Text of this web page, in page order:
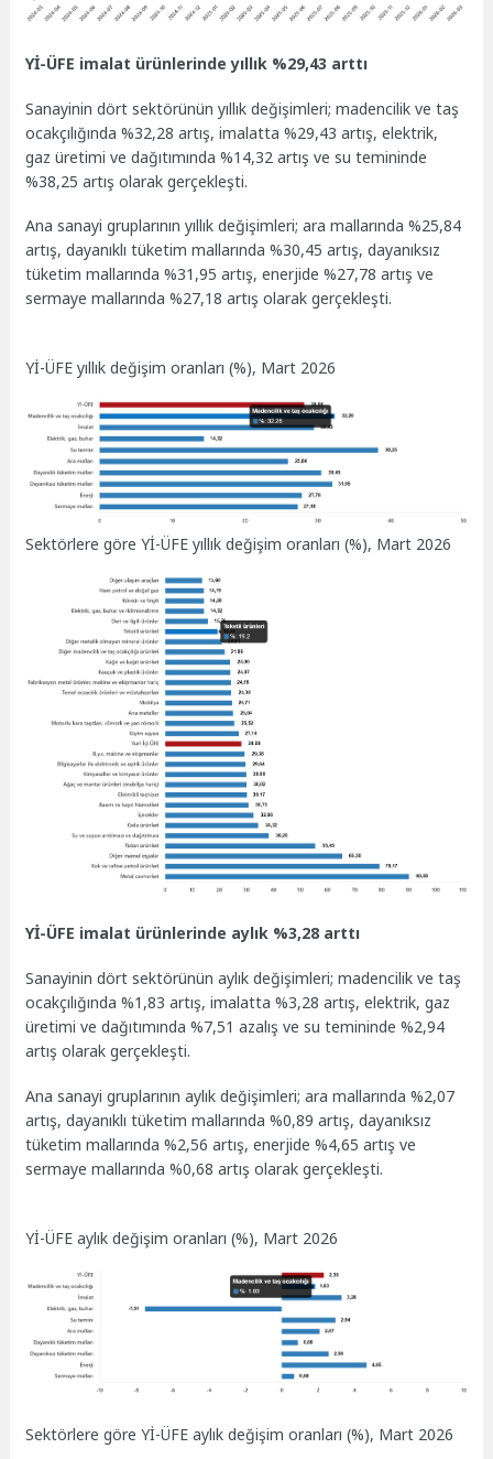
Yİ-ÜFE imalat ürünlerinde yıllık %29,43 arttı
Sanayinin dört sektörünün yıllık değişimleri; madencilik ve taş
ocakçılığında %32,28 artış, imalatta %29,43 artış, elektrik,
gaz üretimi ve dağıtımında %14,32 artış ve su temininde
%38,25 artış olarak gerçekleşti.
Ana sanayi gruplarının yıllık değişimleri; ara mallarında %25,84
artış, dayanıklı tüketim mallarında %30,45 artış, dayanıksız
tüketim mallarında %31,95 artış, enerjide %27,78 artış ve
sermaye mallarında %27,18 artış olarak gerçekleşti.
Yİ-ÜFE yıllık değişim oranları (%), Mart 2026
Sektörlere göre Yİ-ÜFE yıllık değişim oranları (%), Mart 2026
Yİ-ÜFE imalat ürünlerinde aylık %3,28 arttı
Sanayinin dört sektörünün aylık değişimleri; madencilik ve taş
ocakçılığında %1,83 artış, imalatta %3,28 artış, elektrik, gaz
üretimi ve dağıtımında %7,51 azalış ve su temininde %2,94
artış olarak gerçekleşti.
Ana sanayi gruplarının aylık değişimleri; ara mallarında %2,07
artış, dayanıklı tüketim mallarında %0,89 artış, dayanıksız
tüketim mallarında %2,56 artış, enerjide %4,65 artış ve
sermaye mallarında %0,68 artış olarak gerçekleşti.
Yİ-ÜFE aylık değişim oranları (%), Mart 2026
Sektörlere göre Yİ-ÜFE aylık değişim oranları (%), Mart 2026